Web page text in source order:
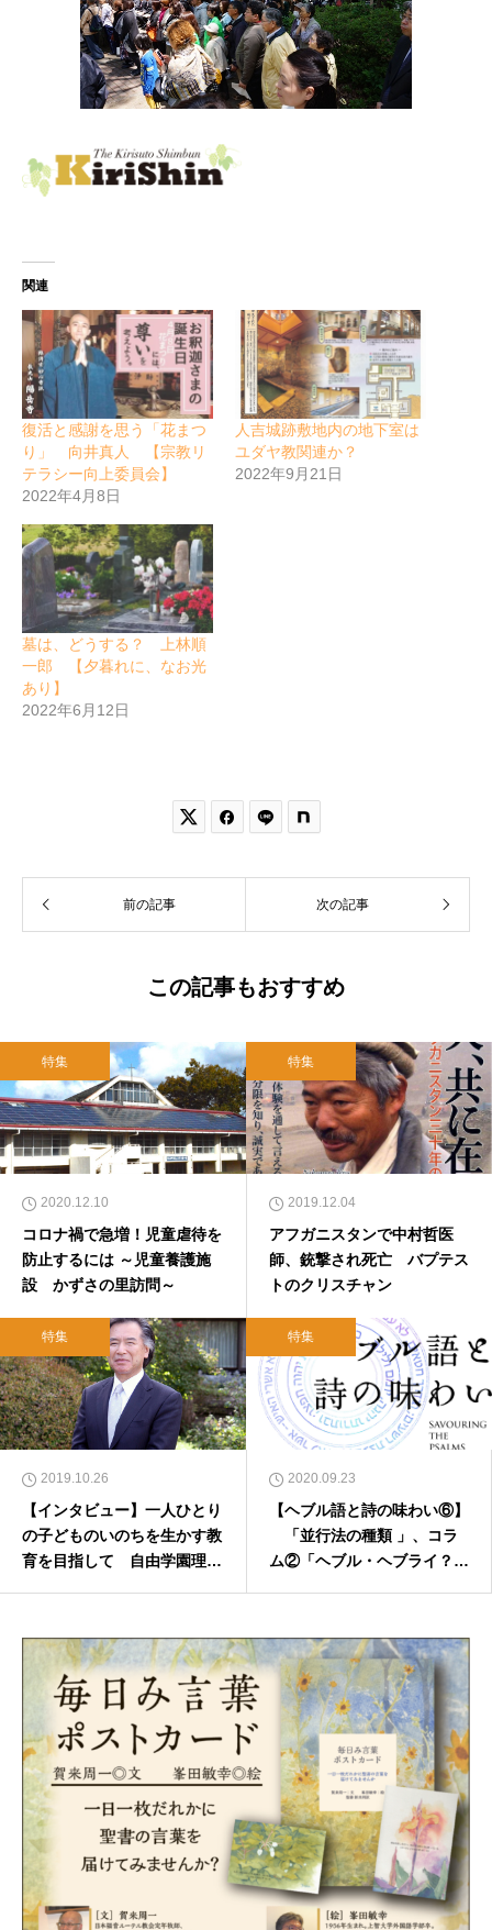
関連
復活と感謝を思う「花まつ
り」 向井真人 【宗教リ
テラシー向上委員会】
2022年4月8日
人吉城跡敷地内の地下室は
ユダヤ教関連か？
2022年9月21日
墓は、どうする？ 上林順
一郎 【夕暮れに、なお光
あり】
2022年6月12日
 
前の記事 次の記事
この記事もおすすめ
特集
2020.12.10
コロナ禍で急増！児童虐待を
防止するには ～児童養護施
設 かずさの里訪問～
特集
2019.12.04
アフガニスタンで中村哲医
師、銃撃され死亡 バプテス
トのクリスチャン
特集
2019.10.26
【インタビュー】一人ひとり
の子どものいのちを生かす教
育を目指して 自由学園理事
特集
2020.09.23
【ヘブル語と詩の味わい⑥】
「並行法の種類 」、コラ
ム②「ヘブル・ヘブライ？」
学舎教師）